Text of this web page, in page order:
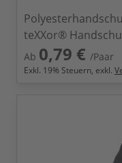
teXXor®
Ab 0,79 € /Paar
Exkl. 19% Steuern, exkl.